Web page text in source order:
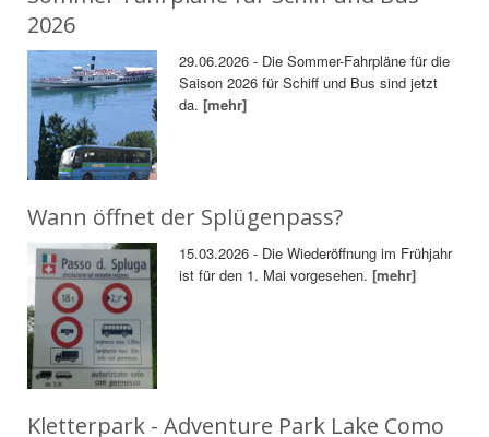
2026
29.06.2026 - Die Sommer-Fahrpläne für die
Saison 2026 für Schiff und Bus sind jetzt
da.[mehr]
Wann öffnet der Splügenpass?
15.03.2026 - Die Wiederöffnung im Frühjahr
ist für den 1. Mai vorgesehen.[mehr]
Kletterpark - Adventure Park Lake Como